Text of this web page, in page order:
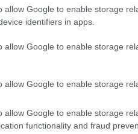
allow Google to enable storage
identifiers in apps.
allow Google to enable storage
allow Google to enable storage
allow Google to enable storage
functionality and fraud